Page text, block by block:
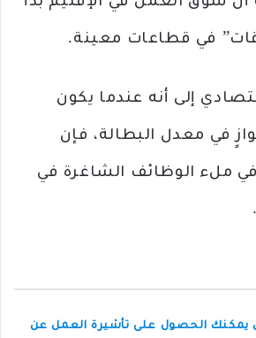
في قطاعات معينة.
إلى أنه عندما يكون
في معدل البطالة، فإن
ملء الوظائف الشاغرة في
يمكنك الحصول على تأشيرة العمل عن